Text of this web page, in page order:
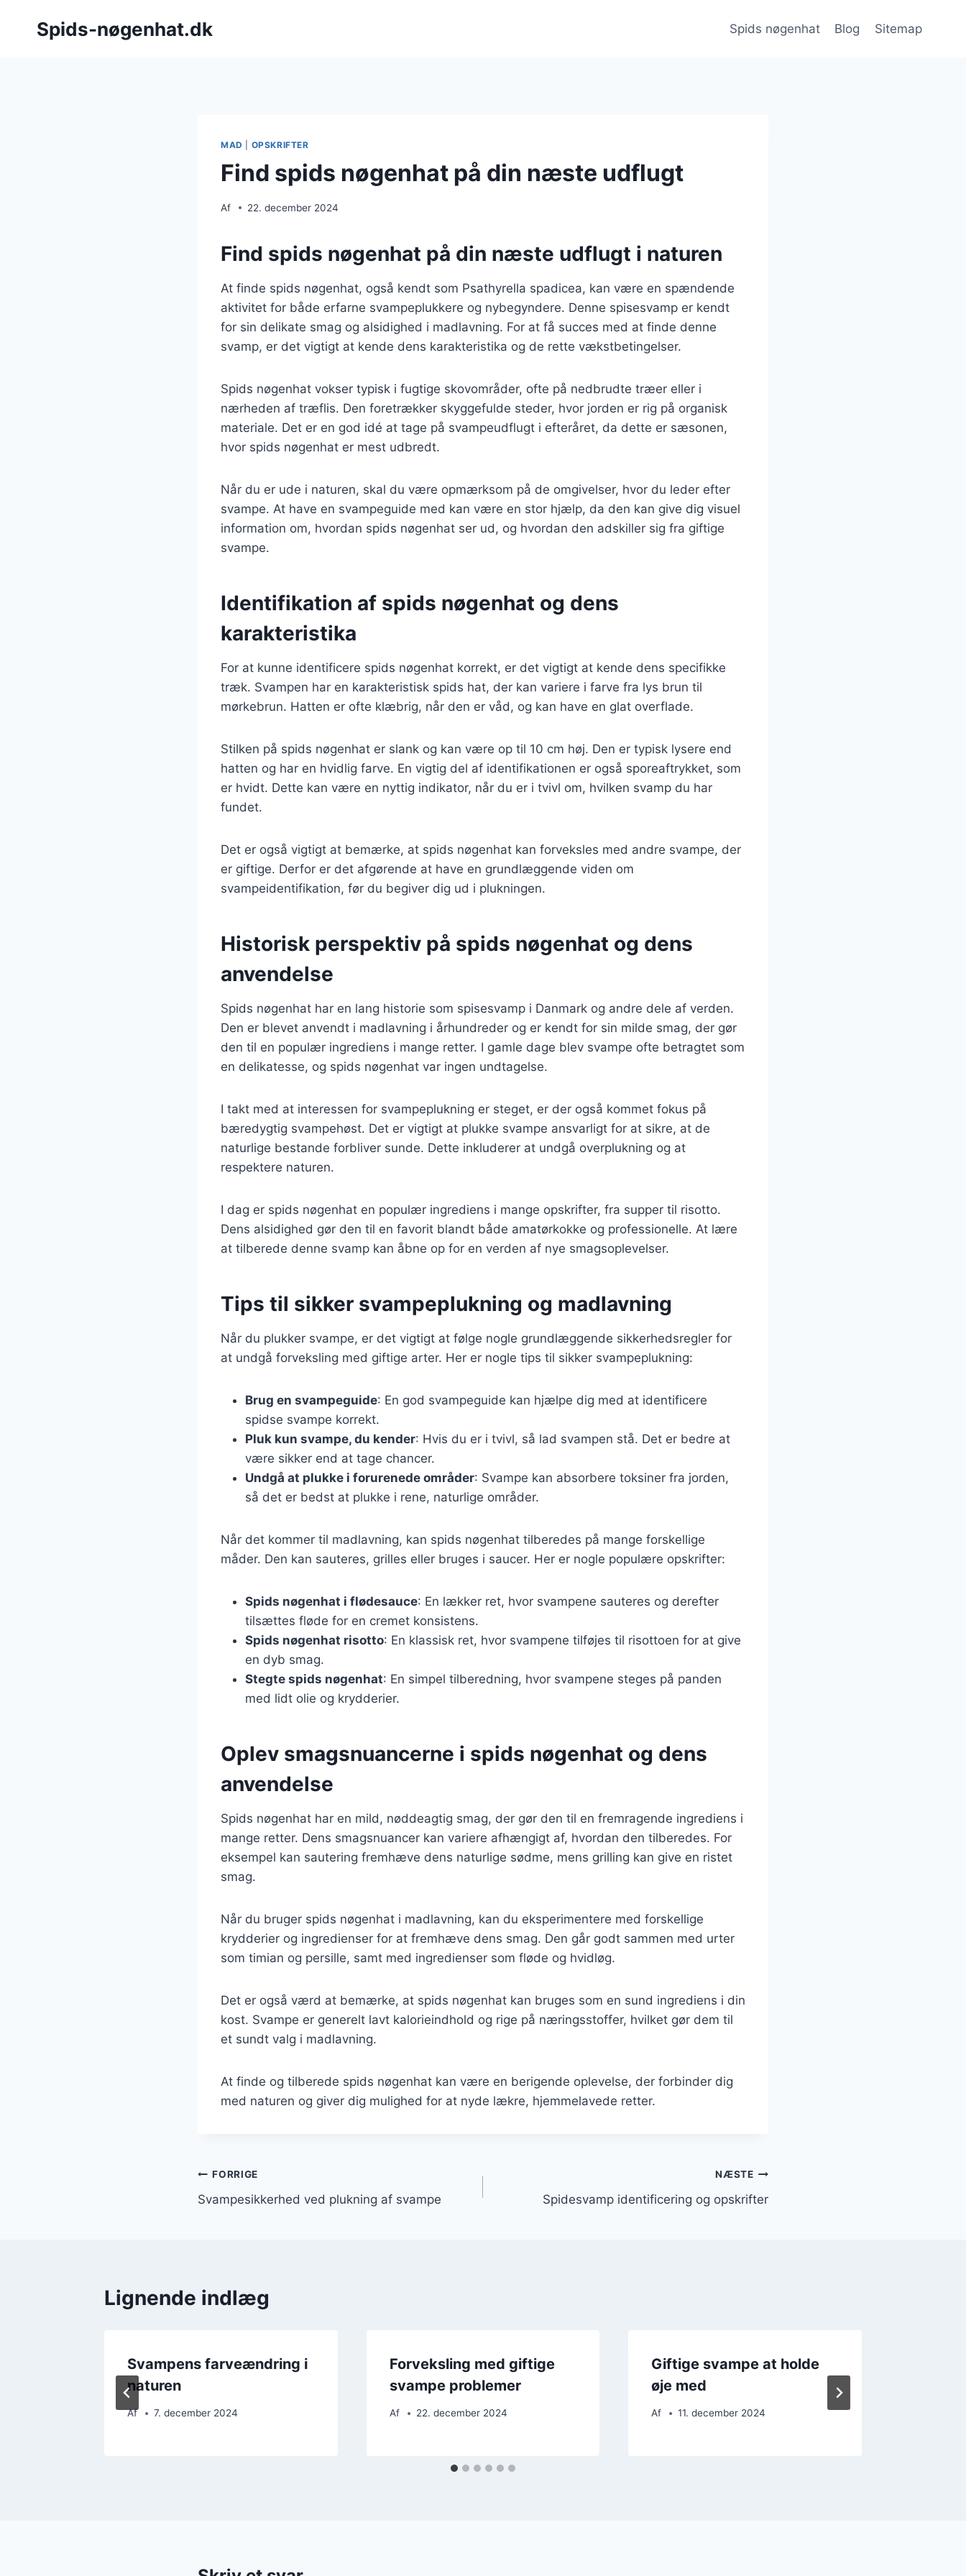
Spids-nøgenhat.dk Spids nøgenhat Blog Sitemap
MAD OPSKRIFTER
Find spids nøgenhat på din næste udflugt
Af 22. december 2024
Find spids nøgenhat på din næste udflugt i naturen
At finde spids nøgenhat, også kendt som Psathyrella spadicea, kan være en spændende
aktivitet for både erfarne svampeplukkere og nybegyndere. Denne spisesvamp er kendt
for sin delikate smag og alsidighed i madlavning. For at få succes med at finde denne
svamp, er det vigtigt at kende dens karakteristika og de rette vækstbetingelser.
Spids nøgenhat vokser typisk i fugtige skovområder, ofte på nedbrudte træer eller i
nærheden af træflis. Den foretrækker skyggefulde steder, hvor jorden er rig på organisk
materiale. Det er en god idé at tage på svampeudflugt i efteråret, da dette er sæsonen,
hvor spids nøgenhat er mest udbredt.
Når du er ude i naturen, skal du være opmærksom på de omgivelser, hvor du leder efter
svampe. At have en svampeguide med kan være en stor hjælp, da den kan give dig visuel
information om, hvordan spids nøgenhat ser ud, og hvordan den adskiller sig fra giftige
svampe.
Identifikation af spids nøgenhat og dens
karakteristika
For at kunne identificere spids nøgenhat korrekt, er det vigtigt at kende dens specifikke
træk. Svampen har en karakteristisk spids hat, der kan variere i farve fra lys brun til
mørkebrun. Hatten er ofte klæbrig, når den er våd, og kan have en glat overflade.
Stilken på spids nøgenhat er slank og kan være op til 10 cm høj. Den er typisk lysere end
hatten og har en hvidlig farve. En vigtig del af identifikationen er også sporeaftrykket, som
er hvidt. Dette kan være en nyttig indikator, når du er i tvivl om, hvilken svamp du har
fundet.
Det er også vigtigt at bemærke, at spids nøgenhat kan forveksles med andre svampe, der
er giftige. Derfor er det afgørende at have en grundlæggende viden om
svampeidentifikation, før du begiver dig ud i plukningen.
Historisk perspektiv på spids nøgenhat og dens
anvendelse
Spids nøgenhat har en lang historie som spisesvamp i Danmark og andre dele af verden.
Den er blevet anvendt i madlavning i århundreder og er kendt for sin milde smag, der gør
den til en populær ingrediens i mange retter. I gamle dage blev svampe ofte betragtet som
en delikatesse, og spids nøgenhat var ingen undtagelse.
I takt med at interessen for svampeplukning er steget, er der også kommet fokus på
bæredygtig svampehøst. Det er vigtigt at plukke svampe ansvarligt for at sikre, at de
naturlige bestande forbliver sunde. Dette inkluderer at undgå overplukning og at
respektere naturen.
I dag er spids nøgenhat en populær ingrediens i mange opskrifter, fra supper til risotto.
Dens alsidighed gør den til en favorit blandt både amatørkokke og professionelle. At lære
at tilberede denne svamp kan åbne op for en verden af nye smagsoplevelser.
Tips til sikker svampeplukning og madlavning
Når du plukker svampe, er det vigtigt at følge nogle grundlæggende sikkerhedsregler for
at undgå forveksling med giftige arter. Her er nogle tips til sikker svampeplukning:
Brug en svampeguide: En god svampeguide kan hjælpe dig med at identificere
spidse svampe korrekt.
Pluk kun svampe, du kender: Hvis du er i tvivl, så lad svampen stå. Det er bedre at
være sikker end at tage chancer.
Undgå at plukke i forurenede områder: Svampe kan absorbere toksiner fra jorden,
så det er bedst at plukke i rene, naturlige områder.
Når det kommer til madlavning, kan spids nøgenhat tilberedes på mange forskellige
måder. Den kan sauteres, grilles eller bruges i saucer. Her er nogle populære opskrifter:
Spids nøgenhat i flødesauce: En lækker ret, hvor svampene sauteres og derefter
tilsættes fløde for en cremet konsistens.
Spids nøgenhat risotto: En klassisk ret, hvor svampene tilføjes til risottoen for at give
en dyb smag.
Stegte spids nøgenhat: En simpel tilberedning, hvor svampene steges på panden
med lidt olie og krydderier.
Oplev smagsnuancerne i spids nøgenhat og dens
anvendelse
Spids nøgenhat har en mild, nøddeagtig smag, der gør den til en fremragende ingrediens i
mange retter. Dens smagsnuancer kan variere afhængigt af, hvordan den tilberedes. For
eksempel kan sautering fremhæve dens naturlige sødme, mens grilling kan give en ristet
smag.
Når du bruger spids nøgenhat i madlavning, kan du eksperimentere med forskellige
krydderier og ingredienser for at fremhæve dens smag. Den går godt sammen med urter
som timian og persille, samt med ingredienser som fløde og hvidløg.
Det er også værd at bemærke, at spids nøgenhat kan bruges som en sund ingrediens i din
kost. Svampe er generelt lavt kalorieindhold og rige på næringsstoffer, hvilket gør dem til
et sundt valg i madlavning.
At finde og tilberede spids nøgenhat kan være en berigende oplevelse, der forbinder dig
med naturen og giver dig mulighed for at nyde lækre, hjemmelavede retter.
Indlægsnavigation
FORRIGE
Svampesikkerhed ved plukning af svampe
NÆSTE
Spidesvamp identificering og opskrifter
Lignende indlæg
Svampens farveændring i
naturen
Af 7. december 2024
Forveksling med giftige
svampe problemer
Af 22. december 2024
Giftige svampe at holde
øje med
Af 11. december 2024